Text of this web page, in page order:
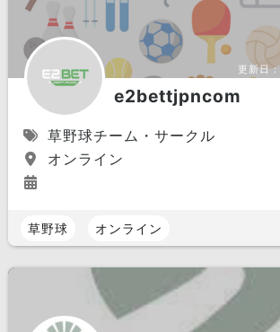
更新日：
e2bettjpncom
草野球チーム・サークル
オンライン
草野球 オンライン